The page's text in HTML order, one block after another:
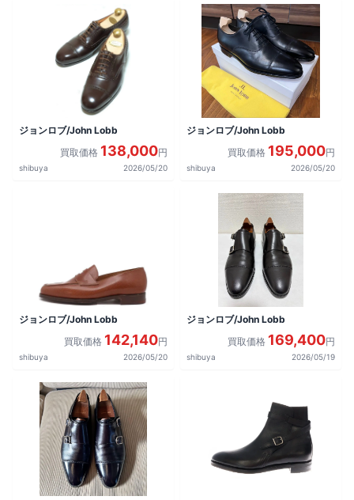
ジョンロブ/John Lobb
買取価格 138,000円
shibuya 2026/05/20
ジョンロブ/John Lobb
買取価格 195,000円
shibuya 2026/05/20
ジョンロブ/John Lobb
買取価格 142,140円
shibuya 2026/05/20
ジョンロブ/John Lobb
買取価格 169,400円
shibuya 2026/05/19